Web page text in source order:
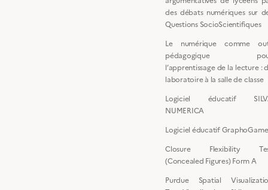
des débats numériques sur
Questions SocioScientifiques
Le numérique comme
pédagogique
l’apprentissage de la lecture :
laboratoire à la salle de classe
Logiciel éducatif
NUMERICA
Logiciel éducatif GraphoGame
Closure Flexibility
(Concealed Figures) Form A
Purdue Spatial